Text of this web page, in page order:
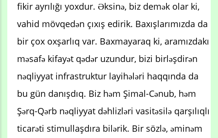
fikir ayrılığı yoxdur. Əksinə, biz demək olar ki,
vahid mövqedən çıxış edirik. Baxışlarımızda da
bir çox oxşarlıq var. Baxmayaraq ki, aramızdakı
məsafə kifayət qədər uzundur, bizi birləşdirən
nəqliyyat infrastruktur layihələri haqqında da
bu gün danışdıq. Biz həm Şimal-Cənub, həm
Şərq-Qərb nəqliyyat dəhlizləri vasitəsilə qarşılıqlı
ticarəti stimullaşdıra bilərik. Bir sözlə, əminəm